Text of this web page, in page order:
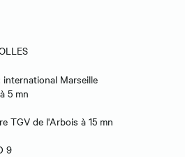
Marseille
5 mn
TGV de l'Arbois à 15 mn
9